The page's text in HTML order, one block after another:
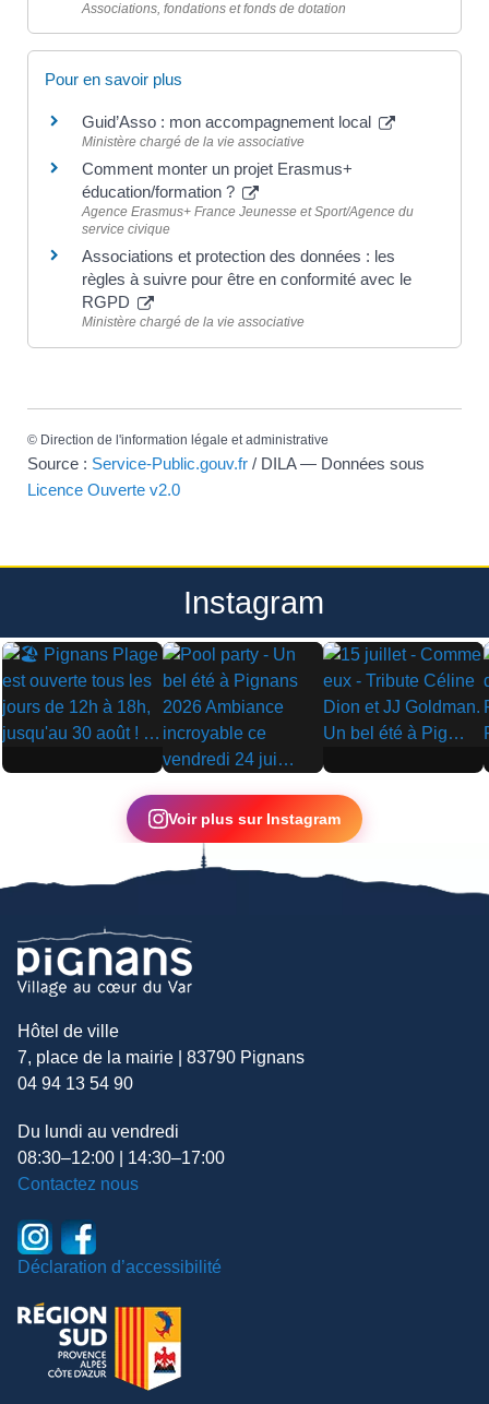
Associations, fondations et fonds de dotation
Pour en savoir plus
Guid’Asso : mon accompagnement local
Ministère chargé de la vie associative
Comment monter un projet Erasmus+
éducation/formation ?
Agence Erasmus+ France Jeunesse et Sport/Agence du
service civique
Associations et protection des données : les
règles à suivre pour être en conformité avec le
RGPD
Ministère chargé de la vie associative
© Direction de l'information légale et administrative
Source : Service-Public.gouv.fr / DILA — Données sous
Licence Ouverte v2.0
Instagram
▶
▶
▶
Voir plus sur Instagram
Hôtel de ville
7, place de la mairie | 83790 Pignans
04 94 13 54 90
Du lundi au vendredi
08:30–12:00 | 14:30–17:00
Contactez nous
Déclaration d’accessibilité